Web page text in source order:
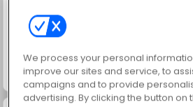
Thread Match
We process your personal
improve our sites and service, to
campaigns and to provide
advertising. By clicking the button on